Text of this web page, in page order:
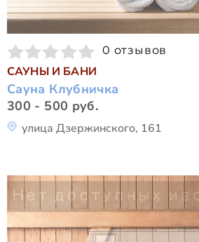
0 отзывов
САУНЫ И БАНИ
Сауна Клубничка
300 - 500 руб.
улица Дзержинского, 161